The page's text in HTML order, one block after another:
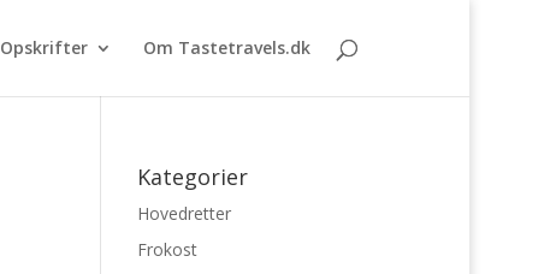
Opskrifter Om Tastetravels.dk
Kategorier
Hovedretter
Frokost